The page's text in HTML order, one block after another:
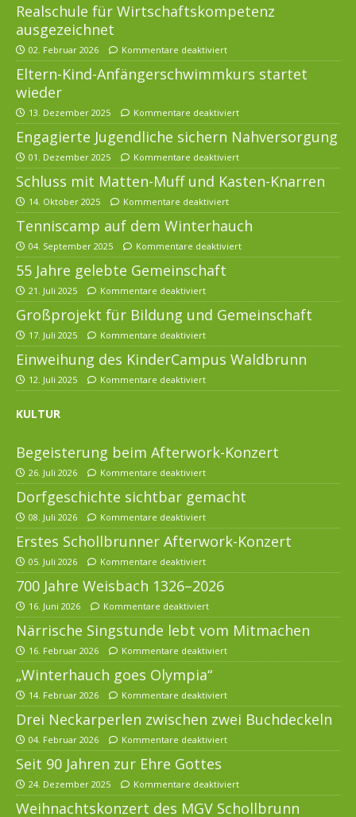
Realschule für Wirtschaftskompetenz
ausgezeichnet
02. Februar 2026 Kommentare deaktiviert
Eltern-Kind-Anfängerschwimmkurs startet
wieder
13. Dezember 2025 Kommentare deaktiviert
Engagierte Jugendliche sichern Nahversorgung
01. Dezember 2025 Kommentare deaktiviert
Schluss mit Matten-Muff und Kasten-Knarren
14. Oktober 2025 Kommentare deaktiviert
Tenniscamp auf dem Winterhauch
04. September 2025 Kommentare deaktiviert
55 Jahre gelebte Gemeinschaft
21. Juli 2025 Kommentare deaktiviert
Großprojekt für Bildung und Gemeinschaft
17. Juli 2025 Kommentare deaktiviert
Einweihung des KinderCampus Waldbrunn
12. Juli 2025 Kommentare deaktiviert
KULTUR
Begeisterung beim Afterwork-Konzert
26. Juli 2026 Kommentare deaktiviert
Dorfgeschichte sichtbar gemacht
08. Juli 2026 Kommentare deaktiviert
Erstes Schollbrunner Afterwork-Konzert
05. Juli 2026 Kommentare deaktiviert
700 Jahre Weisbach 1326–2026
16. Juni 2026 Kommentare deaktiviert
Närrische Singstunde lebt vom Mitmachen
16. Februar 2026 Kommentare deaktiviert
„Winterhauch goes Olympia“
14. Februar 2026 Kommentare deaktiviert
Drei Neckarperlen zwischen zwei Buchdeckeln
04. Februar 2026 Kommentare deaktiviert
Seit 90 Jahren zur Ehre Gottes
24. Dezember 2025 Kommentare deaktiviert
Weihnachtskonzert des MGV Schollbrunn